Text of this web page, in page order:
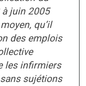
juin 2005
qu’il
des emplois
les infirmiers
sujétions